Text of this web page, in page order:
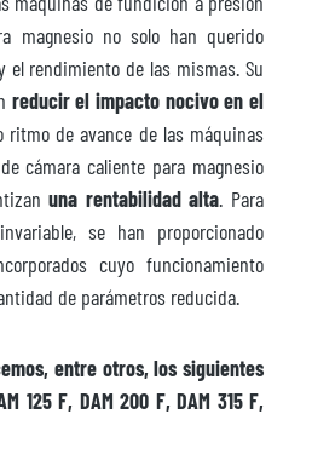
magnesio no solo han querido
el rendimiento de las mismas. Su
reducir el impacto nocivo en el
ritmo de avance de las máquinas
cámara caliente para magnesio
una rentabilidad alta. Para
se han proporcionado
cuyo funcionamiento
de parámetros reducida.
entre otros, los siguientes
125 F, DAM 200 F, DAM 315 F,